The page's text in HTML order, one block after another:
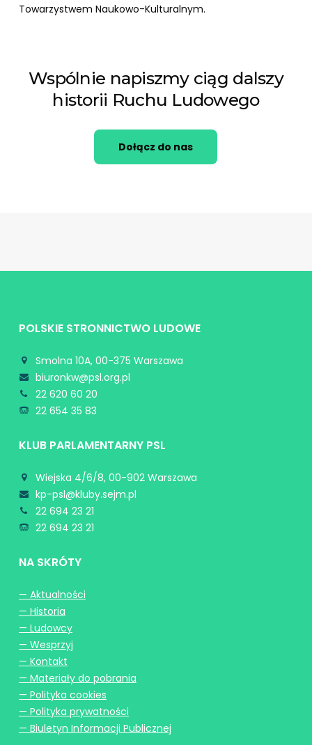
Towarzystwem Naukowo-Kulturalnym.
Wspólnie napiszmy ciąg dalszy
historii Ruchu Ludowego
Dołącz do nas
POLSKIE STRONNICTWO LUDOWE
Smolna 10A, 00-375 Warszawa
biuronkw@psl.org.pl
22 620 60 20
22 654 35 83
KLUB PARLAMENTARNY PSL
Wiejska 4/6/8, 00-902 Warszawa
kp-psl@kluby.sejm.pl
22 694 23 21
22 694 23 21
NA SKRÓTY
— Aktualności
— Historia
— Ludowcy
— Wesprzyj
— Kontakt
— Materiały do pobrania
— Polityka cookies
— Polityka prywatności
— Biuletyn Informacji Publicznej